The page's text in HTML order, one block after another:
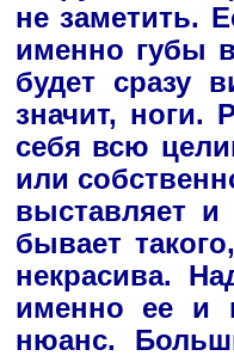
не заметить.
именно губы
будет сразу
значит, ноги.
себя всю
или
выставляет и
бывает
некрасива.
именно ее и
нюанс.